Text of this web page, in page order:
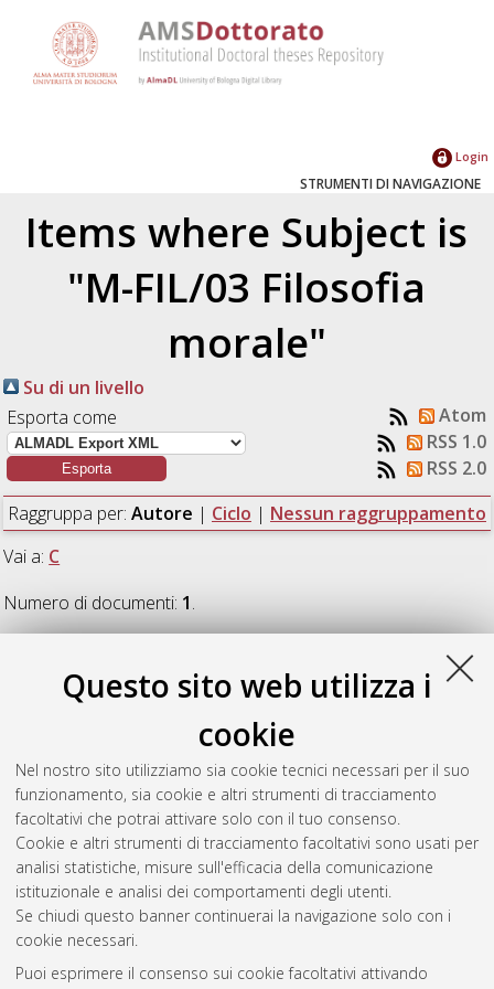
Questo sito web utilizza i
cookie
Nel nostro sito utilizziamo sia cookie tecnici necessari per il suo
funzionamento, sia cookie e altri strumenti di tracciamento
facoltativi che potrai attivare solo con il tuo consenso.
Cookie e altri strumenti di tracciamento facoltativi sono usati per
analisi statistiche, misure sull'efficacia della comunicazione
istituzionale e analisi dei comportamenti degli utenti.
Se chiudi questo banner continuerai la navigazione solo con i
cookie necessari.
Puoi esprimere il consenso sui cookie facoltativi attivando
Login
STRUMENTI DI NAVIGAZIONE
Items where Subject is
"M-FIL/03 Filosofia
morale"
Su di un livello
Esporta come
Atom
RSS 1.0
RSS 2.0
Raggruppa per: Autore | Ciclo | Nessun raggruppamento
Vai a: C
Numero di documenti: 1.
(2013)Mandeville e l'uomorismo del
, [Dissertation thesis], Alma Mater Studiorum
Università di Bologna. Dottorato di ricerca inFilosofie della
cultura, 25 Ciclo. DOI 10.6092/unibo/amsdottorato/6135.
Questa lista e' stata generata il Wed Aug 5 20:31:43 2026
Atom